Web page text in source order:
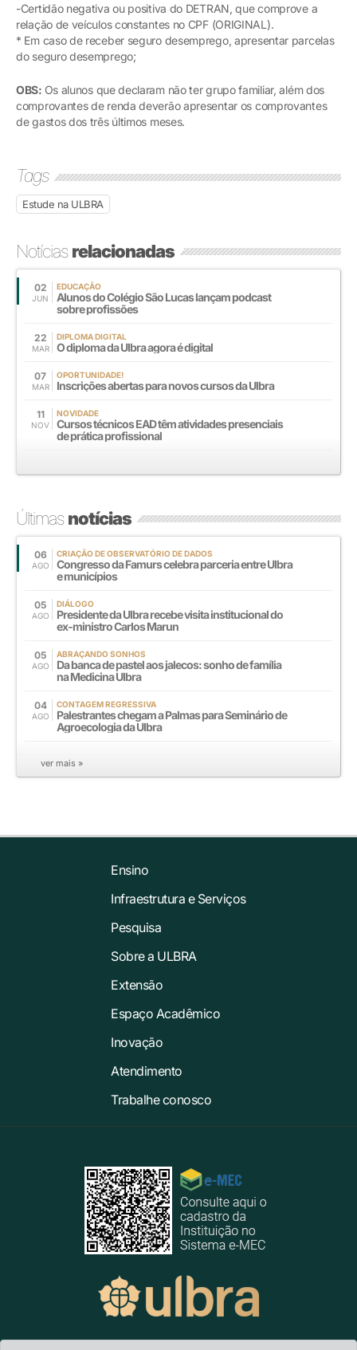
-Certidão negativa ou positiva do DETRAN, que comprove a
relação de veículos constantes no CPF (ORIGINAL).
* Em caso de receber seguro desemprego, apresentar parcelas
do seguro desemprego;
OBS: Os alunos que declaram não ter grupo familiar, além dos
comprovantes de renda deverão apresentar os comprovantes
de gastos dos três últimos meses.
Tags
Estude na ULBRA
Notíciasrelacionadas
02
JUN
EDUCAÇÃO
Alunos do Colégio São Lucas lançam podcast
sobre profissões
22
MAR
DIPLOMA DIGITAL
O diploma da Ulbra agora é digital
07
MAR
OPORTUNIDADE!
Inscrições abertas para novos cursos da Ulbra
11
NOV
NOVIDADE
Cursos técnicos EAD têm atividades presenciais
de prática profissional
Últimasnotícias
06
AGO
CRIAÇÃO DE OBSERVATÓRIO DE DADOS
Congresso da Famurs celebra parceria entre Ulbra
e municípios
05
AGO
DIÁLOGO
Presidente da Ulbra recebe visita institucional do
ex-ministro Carlos Marun
05
AGO
ABRAÇANDO SONHOS
Da banca de pastel aos jalecos: sonho de família
na Medicina Ulbra
04
AGO
CONTAGEM REGRESSIVA
Palestrantes chegam a Palmas para Seminário de
Agroecologia da Ulbra
ver mais »
Ensino
Infraestrutura e Serviços
Pesquisa
Sobre a ULBRA
Extensão
Espaço Acadêmico
Inovação
Atendimento
Trabalhe conosco